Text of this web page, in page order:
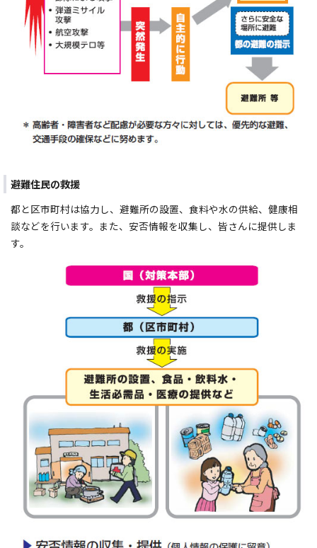
避難住民の救援
都と区市町村は協力し、避難所の設置、食料や水の供給、健康相
談などを行います。また、安否情報を収集し、皆さんに提供しま
す。